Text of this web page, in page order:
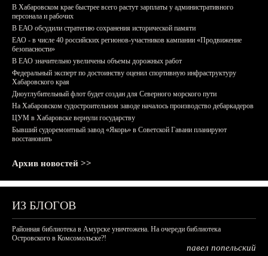
В Хабаровском крае быстрее всего растут зарплаты у административного
персонала и рабочих
В ЕАО обсудили стратегию сохранения исторической памяти
ЕАО - в числе 40 российских регионов-участников кампании «Продвижение
безопасности»
В ЕАО значительно увеличены объемы дорожных работ
Федеральный эксперт по достоинству оценил спортивную инфраструктуру
Хабаровского края
Дноуглубительный флот будет создан для Северного морского пути
На Хабаровском судостроительном заводе началось производство дебаркадеров
ЦУМ в Хабаровске вернули государству
Бывший судоремонтный завод «Якорь» в Советской Гавани планируют
восстановить
Архив новостей >>
ИЗ БЛОГОВ
Районная библиотека в Амурске уничтожена. На очереди библиотека
Островского в Комсомольске?!
павел попельский